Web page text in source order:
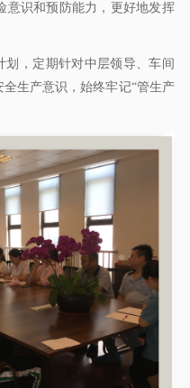
意识和预防能力，更好地发挥
，定期针对中层领导、车间
生产意识，始终牢记“管生产